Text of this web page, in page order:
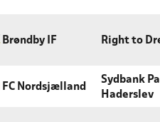
Brøndby IF Right to
FC Nordsjælland
Sydbank
Haderslev